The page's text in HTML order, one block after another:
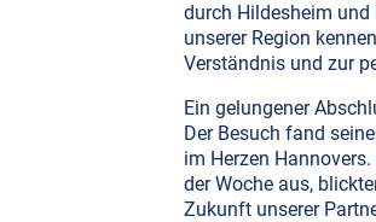
durch Hildesheim und
unserer Region
Verständnis und zur
Ein gelungener
Der Besuch fand
im Herzen
der Woche aus,
Zukunft unserer